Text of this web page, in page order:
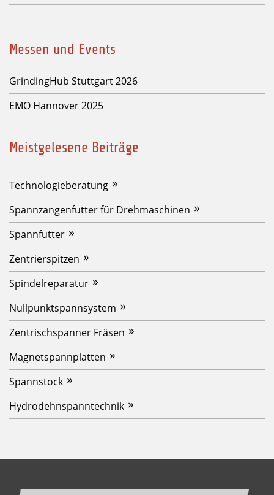
Messen und Events
GrindingHub Stuttgart 2026
EMO Hannover 2025
Meistgelesene Beiträge
Technologieberatung
Spannzangenfutter für Drehmaschinen
Spannfutter
Zentrierspitzen
Spindelreparatur
Nullpunktspannsystem
Zentrischspanner Fräsen
Magnetspannplatten
Spannstock
Hydrodehnspanntechnik